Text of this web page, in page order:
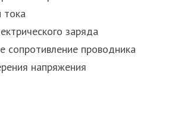
тока
заряда
сопротивление проводника
напряжения